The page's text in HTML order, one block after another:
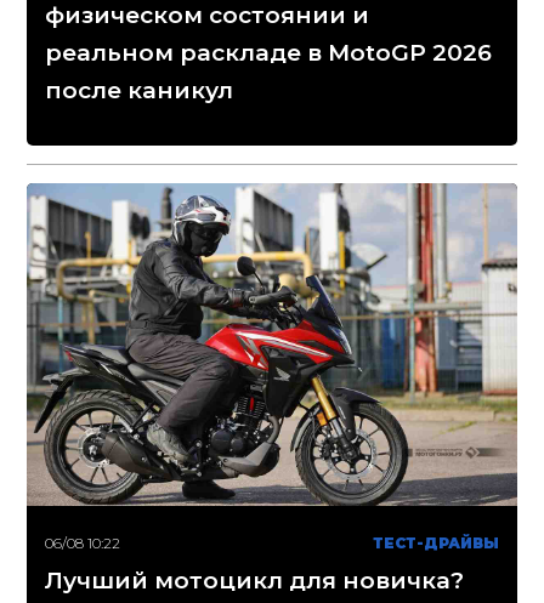
физическом состоянии и
реальном раскладе в MotoGP 2026
после каникул
06/08 10:22 ТЕСТ-ДРАЙВЫ
Лучший мотоцикл для новичка?